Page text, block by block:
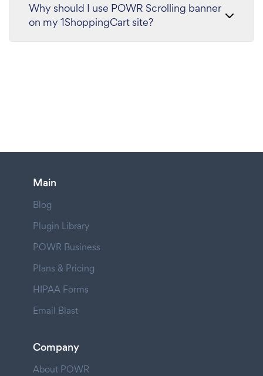
Why should I use POWR Scrolling banner
on my 1ShoppingCart site?
Main
Blog
Plugin Library
POWR Business
Plans & Pricing
HIPAA Forms
Email Blast
Company
About POWR